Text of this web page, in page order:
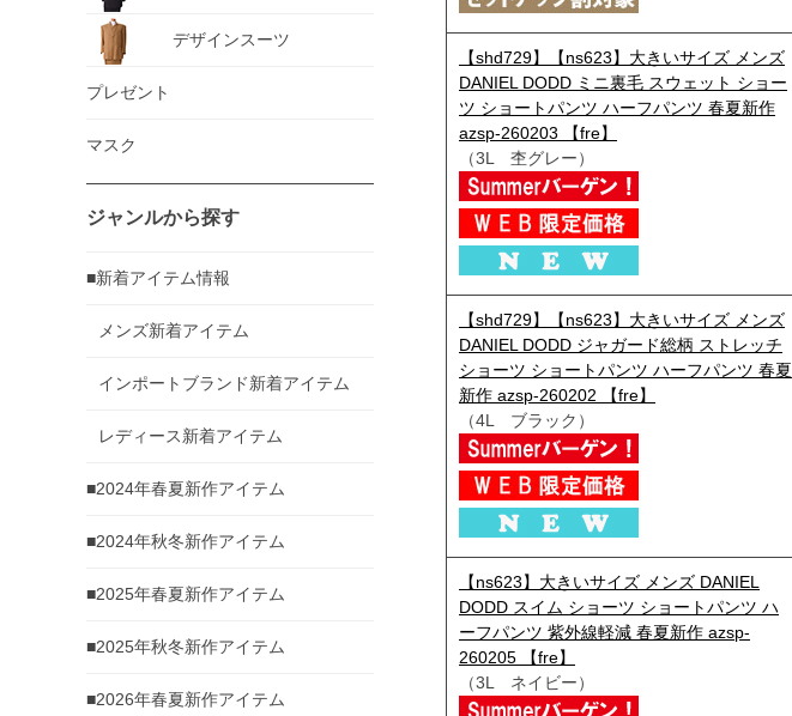
デザインスーツ
プレゼント
マスク
ジャンルから探す
■新着アイテム情報
メンズ新着アイテム
インポートブランド新着アイテム
レディース新着アイテム
■2024年春夏新作アイテム
■2024年秋冬新作アイテム
■2025年春夏新作アイテム
■2025年秋冬新作アイテム
■2026年春夏新作アイテム
【shd729】【ns623】大きいサイズ メンズ
DANIEL DODD ミニ裏毛 スウェット ショー
ツ ショートパンツ ハーフパンツ 春夏新作
azsp-260203 【fre】
（3L 杢グレー）
【shd729】【ns623】大きいサイズ メンズ
DANIEL DODD ジャガード総柄 ストレッチ
ショーツ ショートパンツ ハーフパンツ 春夏
新作 azsp-260202 【fre】
（4L ブラック）
【ns623】大きいサイズ メンズ DANIEL
DODD スイム ショーツ ショートパンツ ハ
ーフパンツ 紫外線軽減 春夏新作 azsp-
260205 【fre】
（3L ネイビー）